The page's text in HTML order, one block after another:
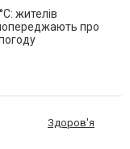
жителів
про
Здоров'я